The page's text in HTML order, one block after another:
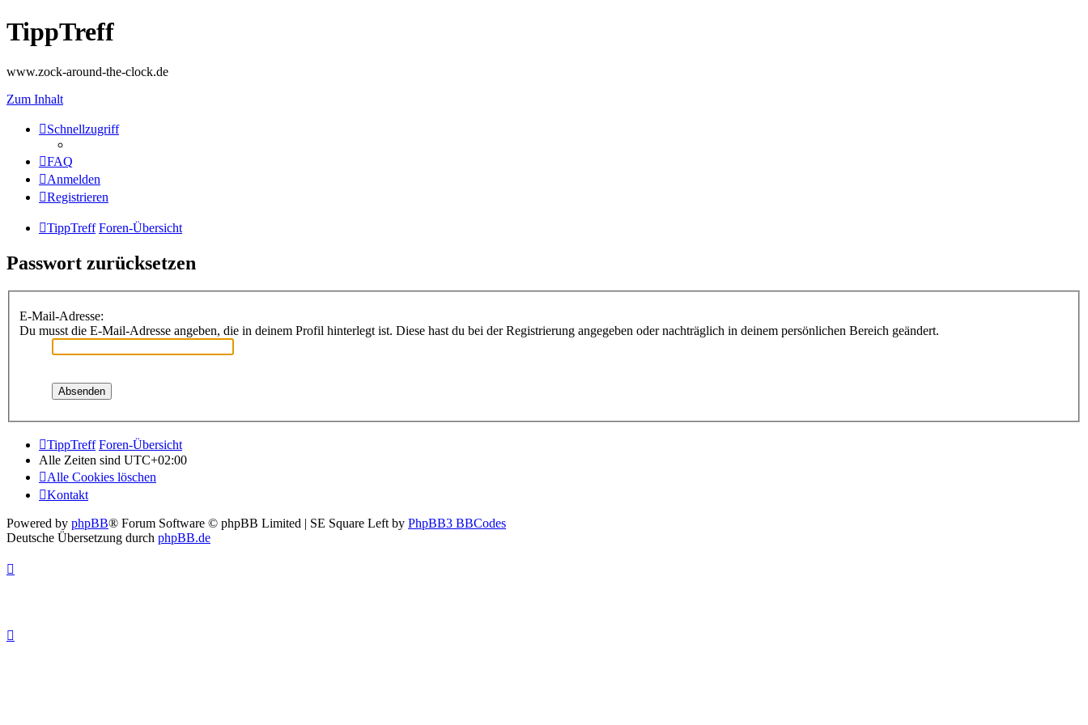
TippTreff
www.zock-around-the-clock.de
Zum Inhalt
Schnellzugriff
FAQ
Anmelden
Registrieren
TippTreff Foren-Übersicht
Passwort zurücksetzen
E-Mail-Adresse:
Du musst die E-Mail-Adresse angeben, die in deinem Profil hinterlegt ist. Diese hast du bei der Registrierung angegeben oder nachträglich in deinem persönlichen Bereich geändert.
TippTreff Foren-Übersicht
Alle Zeiten sind UTC+02:00
Alle Cookies löschen
Kontakt
Powered by phpBB® Forum Software © phpBB Limited | SE Square Left by PhpBB3 BBCodes
Deutsche Übersetzung durch phpBB.de